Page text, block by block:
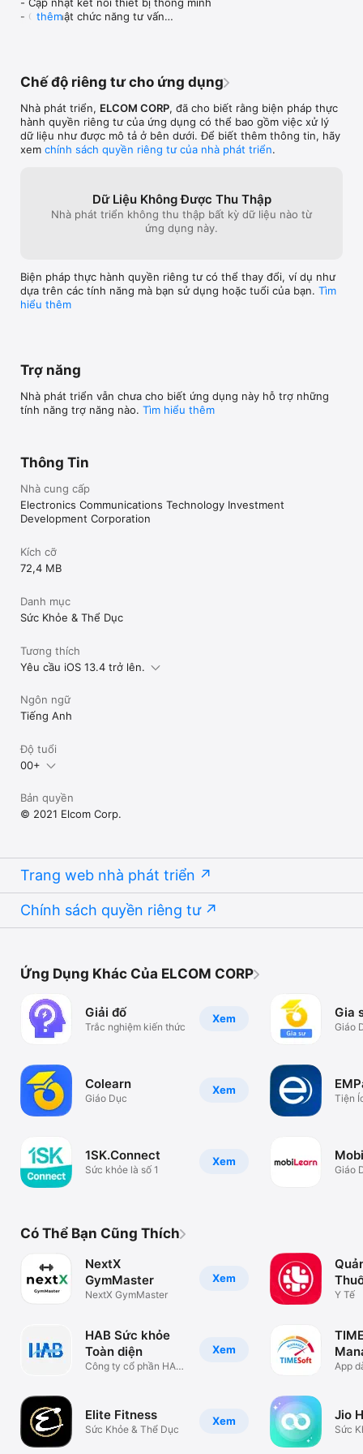
sĩ và chuyên gia đầu ngành giúp mỗi cá nhân kết nối dễ dàng
và chủ động chăm sóc sức khỏe của mình và gia đình tại nhà.
- Kết nối Cân thông minh 1SK
- Kết nối Dây nhảy thông minh 1SK
- Kết nối vòng đeo thông minh 1SK
Chức năng Đồng bộ hóa dữ liệu với Apple Health – Ứng dụng
có thể tích hợp vơi Apple Health để có thể đọc thông tin về dữ
liệu vận động như: nhịp tim, đếm bước, leo tầng, quãng đường
Tuyên bố từ chối trách nhiệm: 1SK không chịu trách nhiệm khi
người dùng sử dụng các dữ liệu trên 1SK để đưa ra bất kỳ
quyết định liên quan đến y tế nào. Chúng tôi chỉ cung cấp các
phù hợp nhất.
Tải ứng dụng ngay và trải nghiệm nền tảng chăm sóc sức khỏe
toàn diện!
Hotline: 19900969615
Fanpage: https://www.facebook.com/1-SK-108222411865196
Website: https://1sk.vn/
- Cập nhật chức năng tư vấn
thêm
Chế độ riêng tư cho ứng dụng
Nhà phát triển, ELCOM CORP, đã cho biết rằng biện pháp thực
hành quyền riêng tư của ứng dụng có thể bao gồm việc xử lý
dữ liệu như được mô tả ở bên dưới. Để biết thêm thông tin, hãy
xem chính sách quyền riêng tư của nhà phát triển.
Dữ Liệu Không Được Thu Thập
Nhà phát triển không thu thập bất kỳ dữ liệu nào từ
ứng dụng này.
Biện pháp thực hành quyền riêng tư có thể thay đổi, ví dụ như
dựa trên các tính năng mà bạn sử dụng hoặc tuổi của bạn. Tìm
hiểu thêm
Trợ năng
Nhà phát triển vẫn chưa cho biết ứng dụng này hỗ trợ những
tính năng trợ năng nào. Tìm hiểu thêm
Thông Tin
Nhà cung cấp
Electronics Communications Technology Investment
Development Corporation
Kích cỡ
72,4 MB
Danh mục
Sức Khỏe & Thể Dục
Tương thích
Yêu cầu iOS 13.4 trở lên.
Ngôn ngữ
Tiếng Anh
Độ tuổi
00+
Bản quyền
© 2021 Elcom Corp.
Trang web nhà phát triển
Chính sách quyền riêng tư
Ứng Dụng Khác Của ELCOM CORP
Xem
Giải đố
Trắc nghiệm kiến thức
Xem
Colearn
Giáo Dục
Xem
1SK.Connect
Sức khỏe là số 1
Gia
Giáo
Tiện
Giáo
Có Thể Bạn Cũng Thích
Xem
NextX
GymMaster
NextX GymMaster
Xem
HAB Sức khỏe
Toàn diện
Công ty cổ phần HAB
Xem
Elite Fitness
Sức Khỏe & Thể Dục
Y Tế
App
Jio
Sức